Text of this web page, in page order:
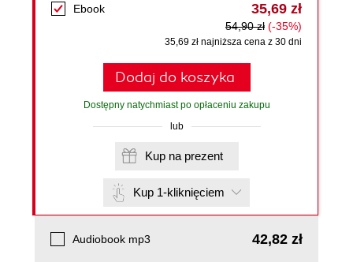
Ebook 35,69 zł
54,90 zł (-35%)
35,69 zł najniższa cena z 30 dni
Dodaj do koszyka
Dostępny natychmiast po opłaceniu zakupu
lub
Kup na prezent
Kup 1-kliknięciem
Audiobook mp3 42,82 zł